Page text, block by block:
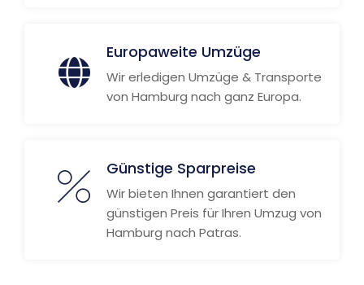
Europaweite Umzüge
Wir erledigen Umzüge & Transporte
von Hamburg nach ganz Europa.
Günstige Sparpreise
Wir bieten Ihnen garantiert den
günstigen Preis für Ihren Umzug von
Hamburg nach Patras.